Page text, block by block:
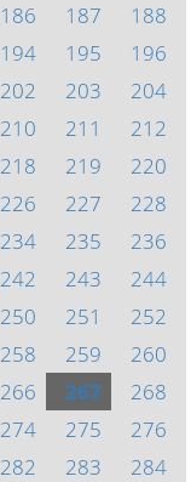
186 187
188
194 195
196
202 203
204
210 211
212
218 219
220
226 227
228
234 235
236
242 243
244
250 251
252
258 259
260
266 267
268
274 275
276
282 283
284